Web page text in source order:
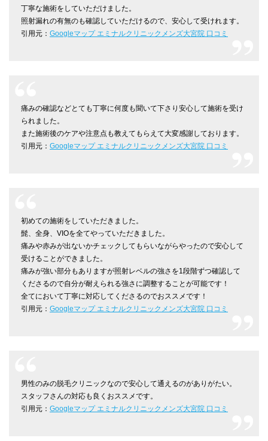
丁寧な施術をしていただけました。
照射漏れの有無のも確認していただけるので、安心して受けれます。
引用元： Googleマップ エミナルクリニックメンズ大宮院 口コミ
痛みの確認などとても丁寧に何度も聞いて下さり安心して施術を受け
られました。
また施術後のケアや注意点も教えてもらえて大変感謝しております。
引用元： Googleマップ エミナルクリニックメンズ大宮院 口コミ
初めての施術をしていただきました。
髭、全身、VIOを全てやっていただきました。
痛みや赤みが出ないかチェックしてもらいながらやったので安心して
受けることができました。
痛みが強い部分もありますが照射レベルの強さを1段階ずつ確認して
くださるので自分が耐えられる強さに調整することが可能です！
全てにおいて丁寧に対応してくださるのでおススメです！
引用元： Googleマップ エミナルクリニックメンズ大宮院 口コミ
男性のみの脱毛クリニックなので安心して通えるのがありがたい。
スタッフさんの対応も良くおススメです。
引用元： Googleマップ エミナルクリニックメンズ大宮院 口コミ